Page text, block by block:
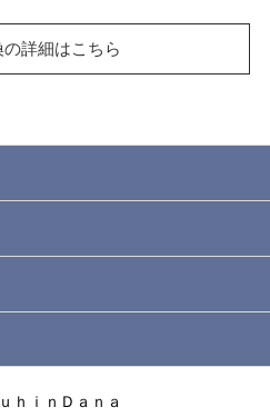
詳細はこちら
ｈｉｎＤａｎａ